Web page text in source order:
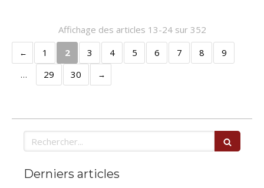
Affichage des articles 13-24 sur 352
1
2 3 4 5 6 7 8
9
…
29 30
Rechercher
Derniers articles